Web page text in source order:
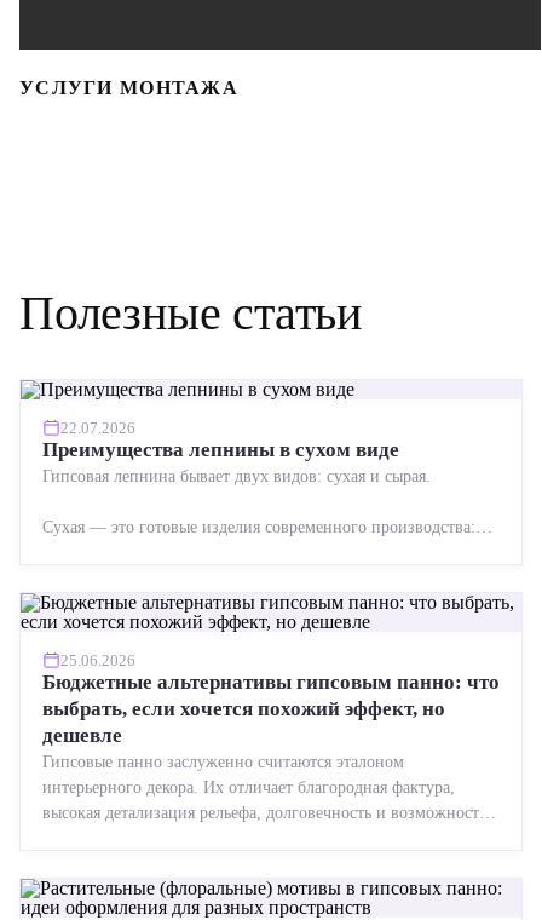
УСЛУГИ МОНТАЖА
Полезные статьи
22.07.2026
Преимущества лепнины в сухом виде
Гипсовая лепнина бывает двух видов: сухая и сырая.
Сухая — это готовые изделия современного производства:
25.06.2026
Бюджетные альтернативы гипсовым панно: что
выбрать, если хочется похожий эффект, но
дешевле
Гипсовые панно заслуженно считаются эталоном
интерьерного декора. Их отличает благородная фактура,
высокая детализация рельефа, долговечность и возможность